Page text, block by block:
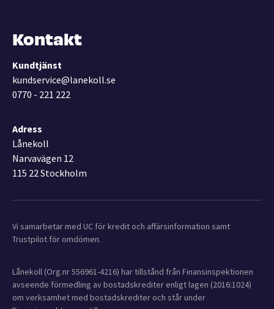
Kontakt
Kundtjänst
kundservice@lanekoll.se
0770 - 221 222
Adress
Lånekoll
Narvavägen 12
115 22 Stockholm
Vi samarbetar med UC för kredit och affärsinformation samt
Trustpilot för omdömen.
Lånekoll (Org.nr 556961-4216) har tillstånd från Finansinspektionen
avseende förmedling av bostadskrediter enligt lagen (2016:1024)
om verksamhet med bostadskrediter och står under